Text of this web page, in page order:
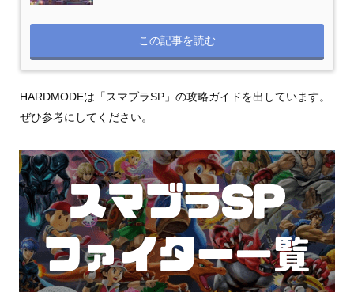
この記事を読む
HARDMODEは「スマブラSP」の攻略ガイドを出しています。
ぜひ参考にしてください。